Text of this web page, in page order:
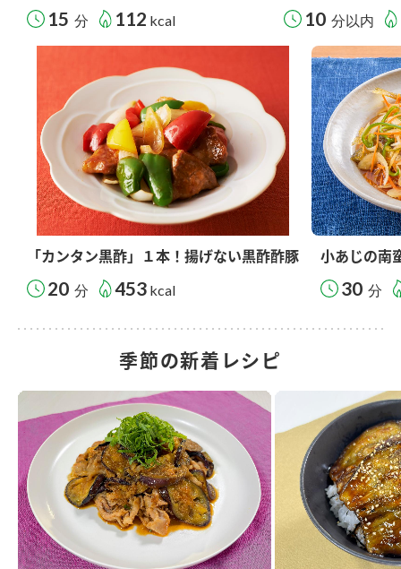
15 分 112 kcal 10 分以内
「カンタン黒酢」１本！揚げない黒酢酢豚
20 分 453 kcal
小あじの南
30 分
季節の新着レシピ